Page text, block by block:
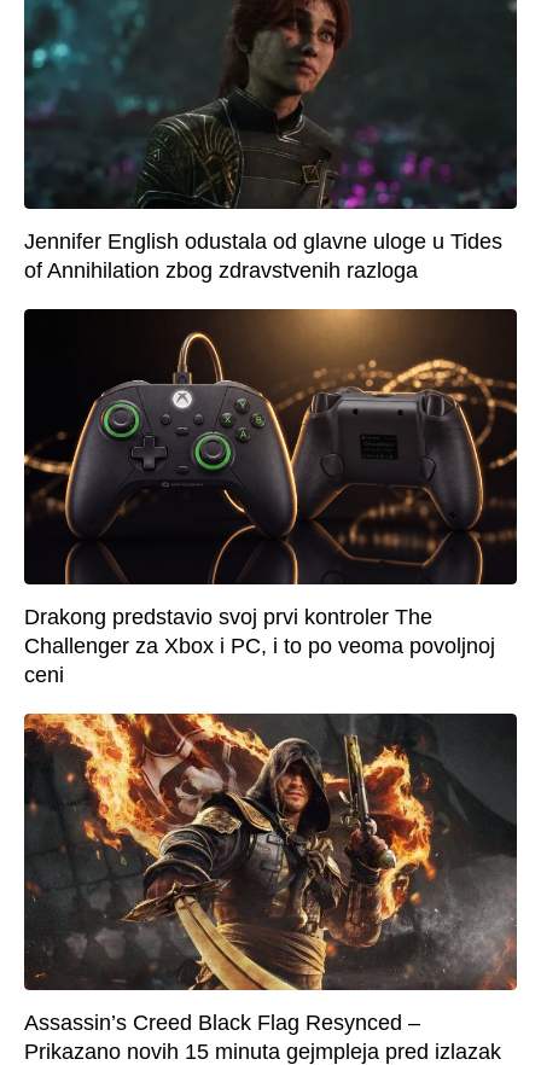
Jennifer English odustala od glavne uloge u Tides
of Annihilation zbog zdravstvenih razloga
Drakong predstavio svoj prvi kontroler The
Challenger za Xbox i PC, i to po veoma povoljnoj
ceni
Assassin’s Creed Black Flag Resynced –
Prikazano novih 15 minuta gejmpleja pred izlazak